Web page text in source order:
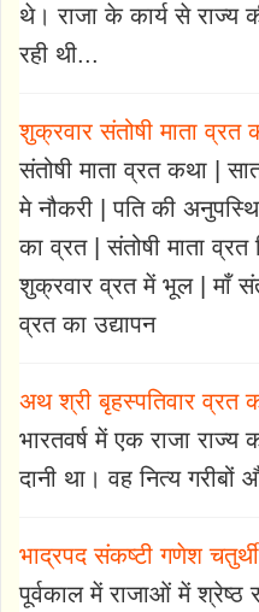
थे। राजा के कार्य से राज्य
रही थी...
शुक्रवार संतोषी माता व्रत
संतोषी माता व्रत कथा |
मे नौकरी | पति की
का व्रत | संतोषी माता व्रत
शुक्रवार व्रत में भूल | माँ
व्रत का उद्यापन
अथ श्री बृहस्पतिवार व्रत
भारतवर्ष में एक राजा राज्य
दानी था। वह नित्य गरीबों
भाद्रपद संकष्टी गणेश
पूर्वकाल में राजाओं में